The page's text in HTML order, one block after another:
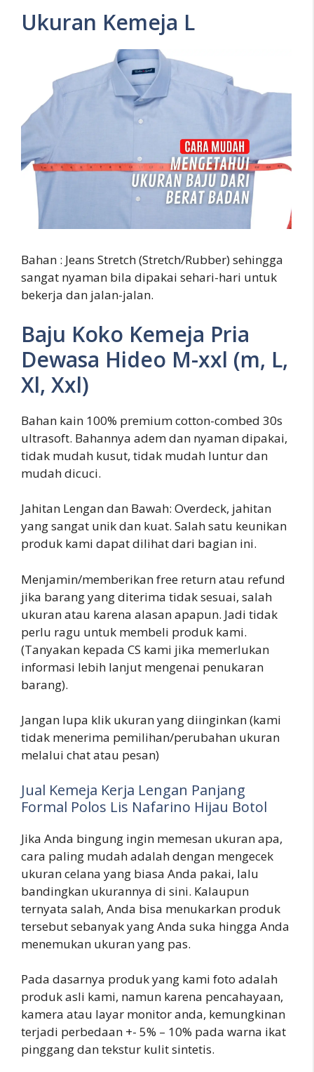
Ukuran Kemeja L
Bahan : Jeans Stretch (Stretch/Rubber) sehingga
sangat nyaman bila dipakai sehari-hari untuk
bekerja dan jalan-jalan.
Baju Koko Kemeja Pria
Dewasa Hideo M-xxl (m, L,
Xl, Xxl)
Bahan kain 100% premium cotton-combed 30s
ultrasoft. Bahannya adem dan nyaman dipakai,
tidak mudah kusut, tidak mudah luntur dan
mudah dicuci.
Jahitan Lengan dan Bawah: Overdeck, jahitan
yang sangat unik dan kuat. Salah satu keunikan
produk kami dapat dilihat dari bagian ini.
Menjamin/memberikan free return atau refund
jika barang yang diterima tidak sesuai, salah
ukuran atau karena alasan apapun. Jadi tidak
perlu ragu untuk membeli produk kami.
(Tanyakan kepada CS kami jika memerlukan
informasi lebih lanjut mengenai penukaran
barang).
Jangan lupa klik ukuran yang diinginkan (kami
tidak menerima pemilihan/perubahan ukuran
melalui chat atau pesan)
Jual Kemeja Kerja Lengan Panjang
Formal Polos Lis Nafarino Hijau Botol
Jika Anda bingung ingin memesan ukuran apa,
cara paling mudah adalah dengan mengecek
ukuran celana yang biasa Anda pakai, lalu
bandingkan ukurannya di sini. Kalaupun
ternyata salah, Anda bisa menukarkan produk
tersebut sebanyak yang Anda suka hingga Anda
menemukan ukuran yang pas.
Pada dasarnya produk yang kami foto adalah
produk asli kami, namun karena pencahayaan,
kamera atau layar monitor anda, kemungkinan
terjadi perbedaan +- 5% – 10% pada warna ikat
pinggang dan tekstur kulit sintetis.